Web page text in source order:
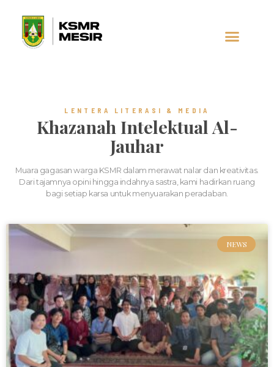
LENTERA LITERASI & MEDIA
Khazanah Intelektual Al-
Jauhar
Muara gagasan warga KSMR dalam merawat nalar dan kreativitas.
Dari tajamnya opini hingga indahnya sastra, kami hadirkan ruang
bagi setiap karsa untuk menyuarakan peradaban.
NEWS